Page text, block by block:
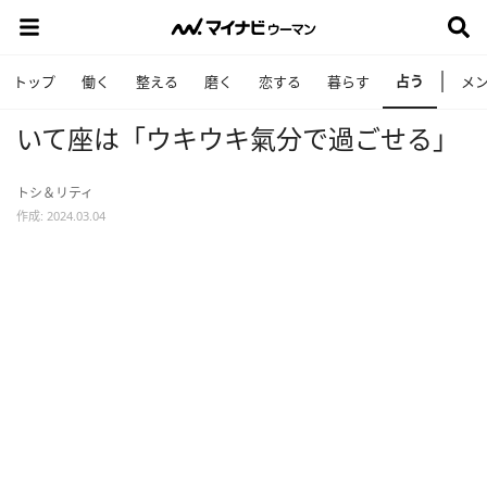
トップ 働く 整える 磨く 恋する 暮らす 占う メ
いて座は「ウキウキ氣分で過ごせる」
トシ＆リティ
作成: 2024.03.04